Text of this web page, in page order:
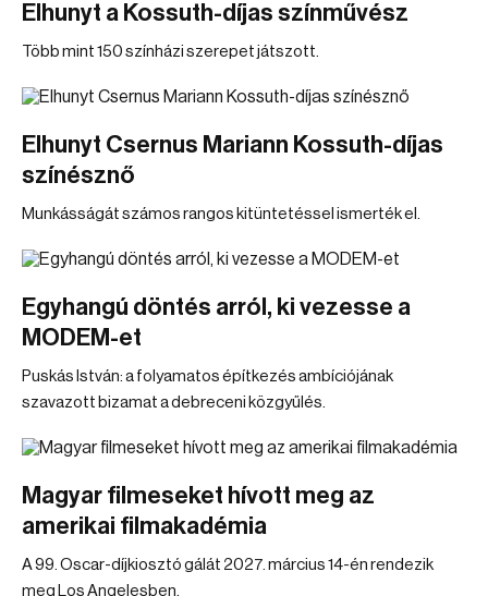
Elhunyt a Kossuth-díjas színművész
Több mint 150 színházi szerepet játszott.
Elhunyt Csernus Mariann Kossuth-díjas
színésznő
Munkásságát számos rangos kitüntetéssel ismerték el.
Egyhangú döntés arról, ki vezesse a
MODEM-et
Puskás István: a folyamatos építkezés ambíciójának
szavazott bizamat a debreceni közgyűlés.
Magyar filmeseket hívott meg az
amerikai filmakadémia
A 99. Oscar-díjkiosztó gálát 2027. március 14-én rendezik
meg Los Angelesben.